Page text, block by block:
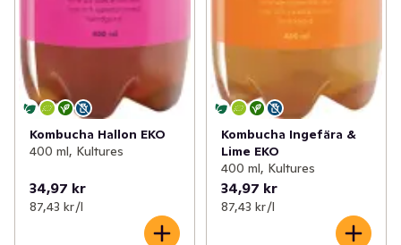
Kombucha Hallon EKO
400 ml, Kultures
34,97 kr
87,43 kr /l
Kombucha Ingefära &
Lime EKO
400 ml, Kultures
34,97 kr
87,43 kr /l